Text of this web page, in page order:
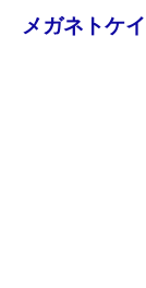
メガネトケ